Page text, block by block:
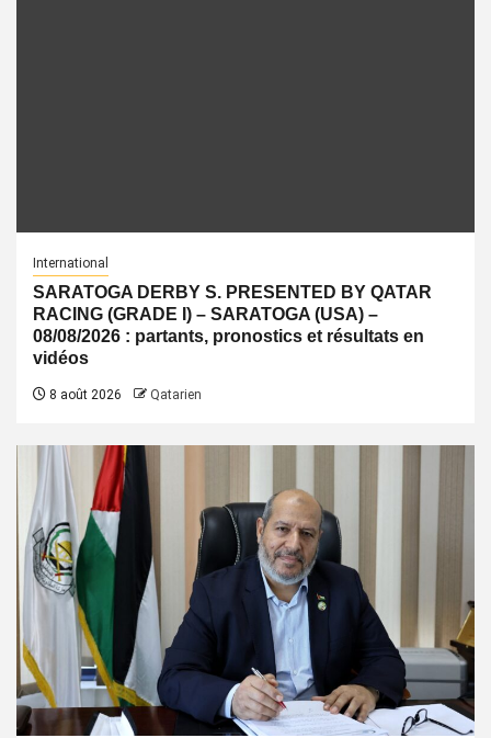
International
SARATOGA DERBY S. PRESENTED BY QATAR
RACING (GRADE I) – SARATOGA (USA) –
08/08/2026 : partants, pronostics et résultats en
vidéos
8 août 2026 Qatarien